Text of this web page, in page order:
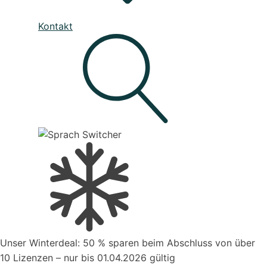
Organisiere deine Aufträge in Überischtlichen
Projekten
Aufträge verwalten
Organisiere deine Aufträge in Überischtlichen
Unser Service
Den besten Service für Ihre Business-Software, die deine
Prozesse verbessert
Live - System Status
Kontakt zum Vertrieb
Kontakt
Unser Winterdeal: 50 % sparen beim Abschluss von über
10 Lizenzen – nur bis 01.04.2026 gültig